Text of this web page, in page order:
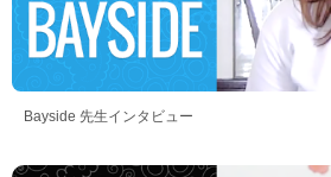
Bayside 先生インタビュー